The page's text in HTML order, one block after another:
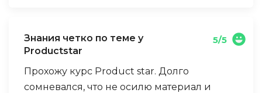
Знания четко по теме у
Productstar
5/5
Прохожу курс Product star. Долго
сомневался, что не осилю материал и